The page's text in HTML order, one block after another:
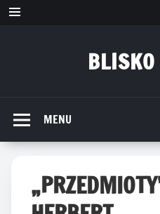
Przejdź
MENU